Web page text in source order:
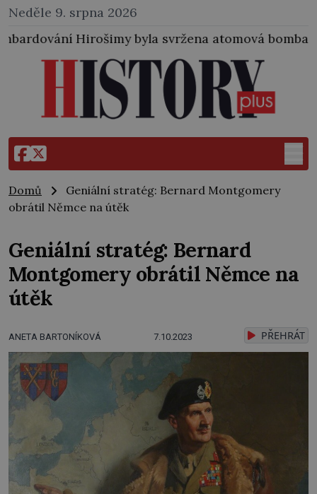
Neděle 9. srpna 2026
svržena atomová bomba i na japonské město
Domů
Geniální stratég: Bernard Montgomery
obrátil Němce na útěk
Geniální stratég: Bernard
Montgomery obrátil Němce na
útěk
ANETA BARTONÍKOVÁ 7.10.2023 PŘEHRÁT